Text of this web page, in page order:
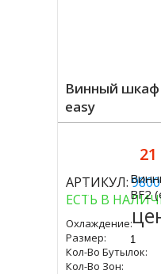
Винный шкаф
easy
АРТИКУЛ:
ЕСТЬ В
Охлаждение:
Размер:
Кол-Во Бутылок:
Кол-Во Зон:
Купить
BF2